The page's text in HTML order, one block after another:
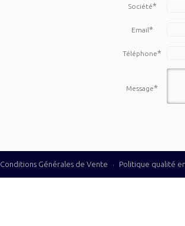
Société*
Email*
Téléphone*
Message*
Conditions Générales de Vente · Politique qualité